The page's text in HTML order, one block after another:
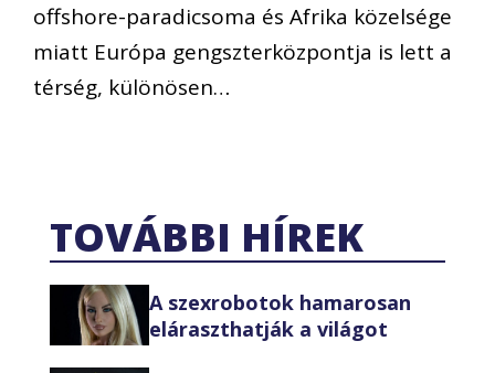
offshore-paradicsoma és Afrika közelsége
miatt Európa gengszterközpontja is lett a
térség, különösen…
TOVÁBBI HÍREK
A szexrobotok hamarosan
eláraszthatják a világot